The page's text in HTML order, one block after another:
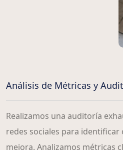
Análisis de Métricas y
Realizamos una auditoría
redes sociales para
mejora. Analizamos métricas